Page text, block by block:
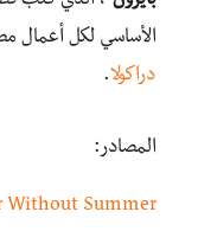
الأساسي لكل أعمال
دراكولا.
المصادر:
Without Summer-